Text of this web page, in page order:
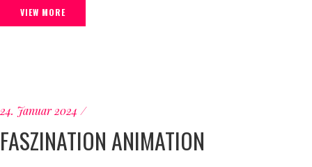
VIEW MORE
24. Januar 2024
FASZINATION ANIMATION